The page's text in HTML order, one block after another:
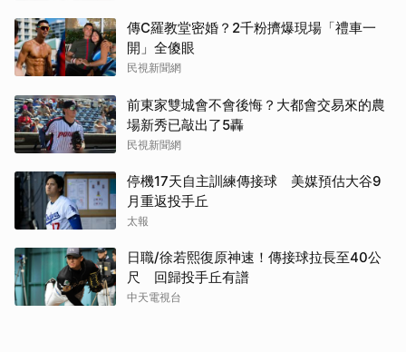
傳C羅教堂密婚？2千粉擠爆現場「禮車一
開」全傻眼
民視新聞網
前東家雙城會不會後悔？大都會交易來的農
場新秀已敲出了5轟
民視新聞網
停機17天自主訓練傳接球 美媒預估大谷9
月重返投手丘
太報
日職/徐若熙復原神速！傳接球拉長至40公
尺 回歸投手丘有譜
中天電視台